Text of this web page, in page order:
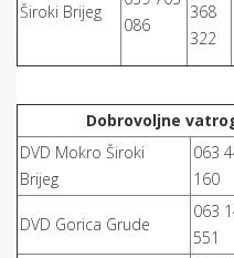
Široki Brijeg
086
368
322
Dobrovoljne
DVD Mokro Široki
Brijeg
063
160
DVD Gorica Grude
063
551